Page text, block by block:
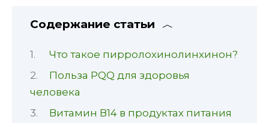
Содержание статьи
Что такое пирролохинолинхинон?
Польза PQQ для здоровья
человека
Витамин В14 в продуктах питания